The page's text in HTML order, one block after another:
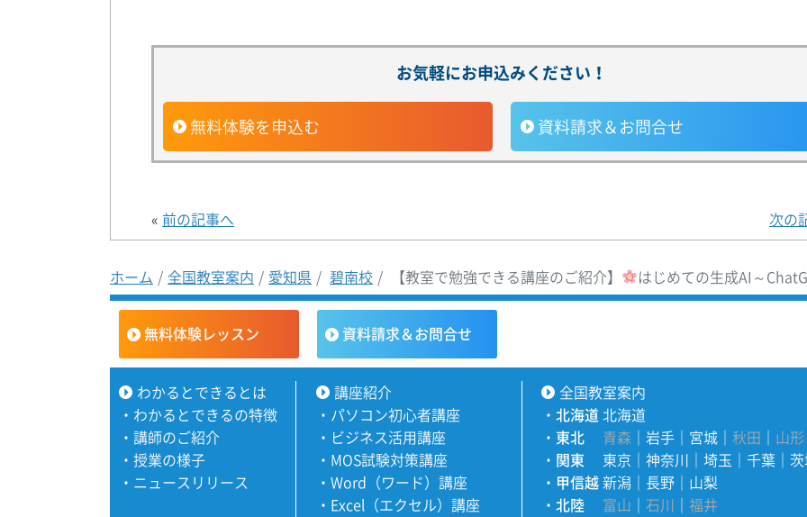
お気軽にお申込みください！
無料体験を申込む 資料請求＆お問合せ
« 前の記事へ 次の
ホーム 全国教室案内 愛知県 碧南校 【教室で勉強できる講座のご紹介】 はじめての生成AI～
無料体験レッスン 資料請求＆お問合せ
わかるとできるとは
・ わかるとできるの特徴
・ 講師のご紹介
・ 授業の様子
・ ニュースリリース
講座紹介
・ パソコン初心者講座
・ ビジネス活用講座
・ MOS試験対策講座
・ Word（ワード）講座
・ Excel（エクセル）講座
全国教室案内
・北海道 北海道
・ 東北 青森 ｜岩手 ｜ 宮城 ｜秋田 ｜ 山形
・ 関東 東京 ｜神奈川 ｜埼玉 ｜千葉 ｜
・ 甲信越新潟 ｜ 長野 ｜ 山梨
・北陸 富山 ｜石川 ｜福井